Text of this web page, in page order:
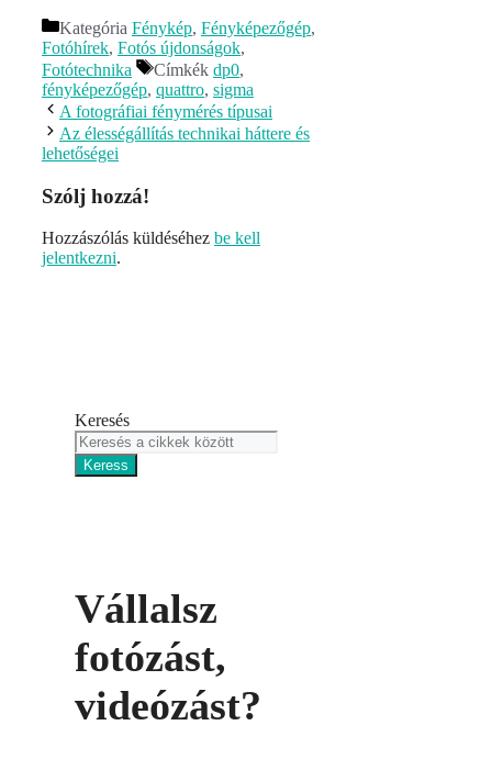
Kategória Fénykép, Fényképezőgép,
Fotóhírek, Fotós újdonságok,
Fotótechnika
Címkék dp0,
fényképezőgép, quattro, sigma
A fotográfiai fénymérés típusai
Az élességállítás technikai háttere és
lehetőségei
Szólj hozzá!
Hozzászólás küldéséhez be kell
jelentkezni.
Keresés
Keress
Vállalsz
fotózást,
videózást?